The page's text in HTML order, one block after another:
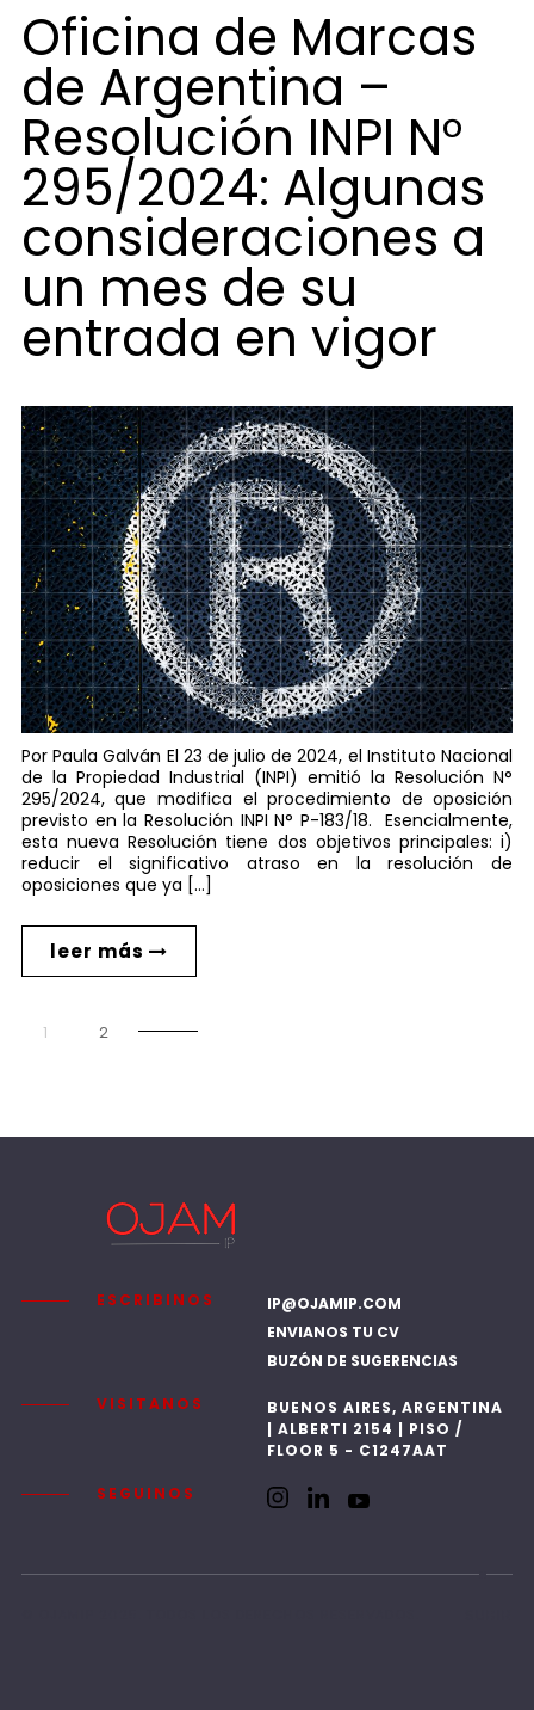
Oficina de Marcas
de Argentina –
Resolución INPI N°
295/2024: Algunas
consideraciones a
un mes de su
entrada en vigor
Por Paula Galván El 23 de julio de 2024, el Instituto Nacional
de la Propiedad Industrial (INPI) emitió la Resolución N°
295/2024, que modifica el procedimiento de oposición
previsto en la Resolución INPI N° P-183/18. Esencialmente,
esta nueva Resolución tiene dos objetivos principales: i)
reducir el significativo atraso en la resolución de
oposiciones que ya […]
leer más
1 2
ESCRIBINOS
IP@OJAMIP.COM
ENVIANOS TU CV
BUZÓN DE SUGERENCIAS
VISITANOS
BUENOS AIRES, ARGENTINA
| ALBERTI 2154 | PISO /
FLOOR 5 - C1247AAT
SEGUINOS